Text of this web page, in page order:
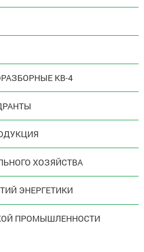
КВ-4
ХОЗЯЙСТВА
ЭНЕРГЕТИКИ
ПРОМЫШЛЕННОСТИ